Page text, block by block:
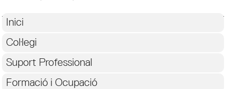
Inici
Col·legi
Suport Professional
Formació i Ocupació